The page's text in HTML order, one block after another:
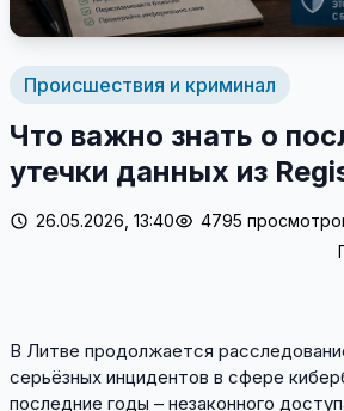
Происшествия и криминал
Что важно знать о
утечки данных из
26.05.2026, 13:40
4795
В Литве продолжается
серьёзных инцидентов в сфере
последние годы – незаконного